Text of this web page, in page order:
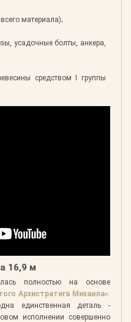
материала);
усадочные болты, анкера,
средством I группы
16,9 м
полностью на основе
Архистратига Михаила»
единственная деталь -
исполнении совершенно